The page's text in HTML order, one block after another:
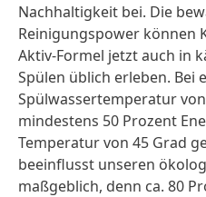
Nachhaltigkeit bei. Die
Reinigungspower können
Aktiv-Formel jetzt auch in
Spülen üblich erleben. Bei
Spülwassertemperatur
mindestens 50 Prozent
Temperatur von 45 Grad
beeinflusst unseren
maßgeblich, denn ca. 80